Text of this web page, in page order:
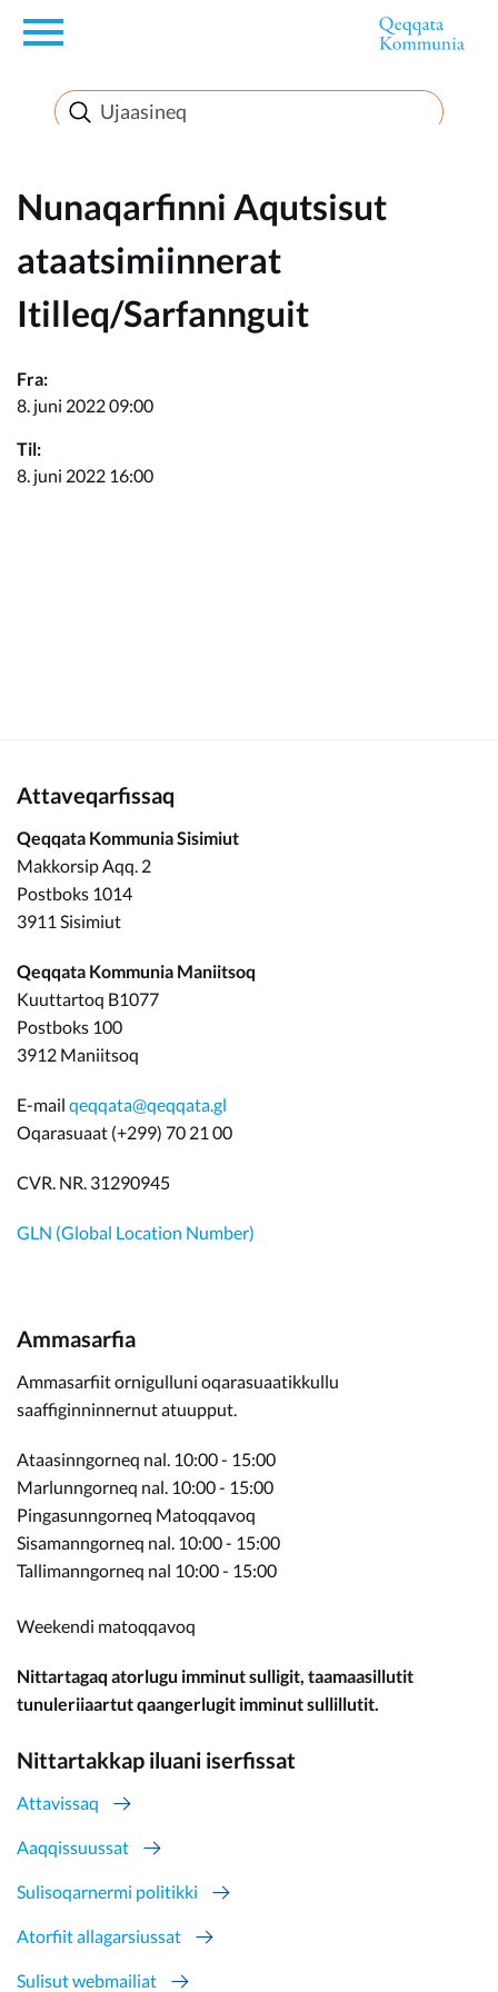
en
Innuttaasunut
Inuussutissarsiorneq
Politikki
Takornariat
Nunaqarfinni Aqutsisut
ataatsimiinnerat
Itilleq/Sarfannguit
Fra:
8. juni 2022 09:00
Til:
8. juni 2022 16:00
Attaveqarfissaq
Qeqqata Kommunia Sisimiut
Makkorsip Aqq. 2
Postboks 1014
3911 Sisimiut
Qeqqata Kommunia Maniitsoq
Kuuttartoq B1077
Postboks 100
3912 Maniitsoq
E-mail qeqqata@qeqqata.gl
Oqarasuaat (+299) 70 21 00
CVR. NR. 31290945
GLN (Global Location Number)
Ammasarfia
Ammasarfiit ornigulluni oqarasuaatikkullu
saaffiginninnernut atuupput.
Ataasinngorneq nal. 10:00 - 15:00
Marlunngorneq nal. 10:00 - 15:00
Pingasunngorneq Matoqqavoq
Sisamanngorneq nal. 10:00 - 15:00
Tallimanngorneq nal 10:00 - 15:00
Weekendi matoqqavoq
Nittartagaq atorlugu imminut sulligit, taamaasillutit
tunuleriiaartut qaangerlugit imminut sullillutit.
Nittartakkap iluani iserfissat
Attavissaq
Aaqqissuussat
Sulisoqarnermi politikki
Atorfiit allagarsiussat
Sulisut webmailiat